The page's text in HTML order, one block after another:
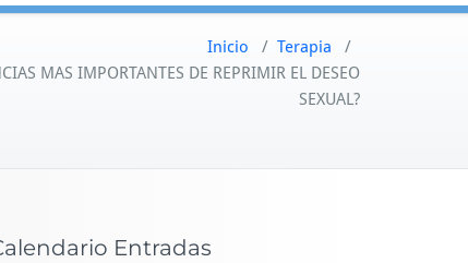
Inicio / Terapia /
MAS IMPORTANTES DE REPRIMIR EL DESEO
SEXUAL?
Entradas